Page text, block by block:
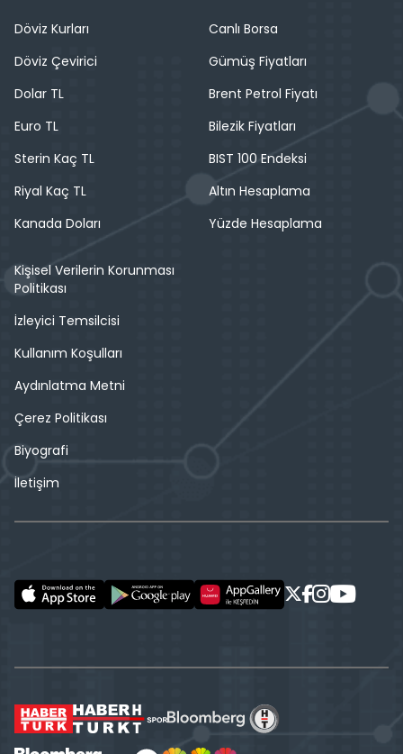
Döviz Kurları
Döviz Çevirici
Dolar TL
Euro TL
Sterin Kaç TL
Riyal Kaç TL
Kanada Doları
Canlı Borsa
Gümüş Fiyatları
Brent Petrol Fiyatı
Bilezik Fiyatları
BIST 100 Endeksi
Altın Hesaplama
Yüzde Hesaplama
Kişisel Verilerin Korunması
Politikası
İzleyici Temsilcisi
Kullanım Koşulları
Aydınlatma Metni
Çerez Politikası
Biyografi
İletişim